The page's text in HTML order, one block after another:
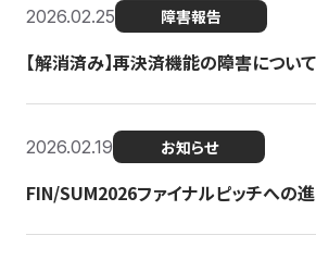
2026.02.25 障害報告
【解消済み】再決済機能の障害について
2026.02.19 お知らせ
FIN/SUM2026ファイナルピッチへの進